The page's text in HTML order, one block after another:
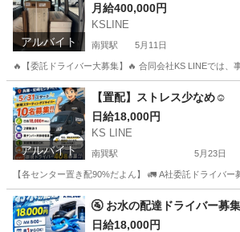
アルバイト
月給400,000円
KSLINE
南巽駅 5月11日
🔥【委託ドライバー大募集】🔥 合同会社KS LINEで
大阪 大阪市 南巽駅 ドライバー Google
アルバイト
【置配】ストレス少なめ☺️
日給18,000円
KS LINE
南巽駅 5月23日
【各センター置き配90%だよん】 🚛 A社委託ドライバ
大阪 大阪市 南巽駅 ドライバー 置き配
🚰 お水の配達ドライバー募
日給18,000円